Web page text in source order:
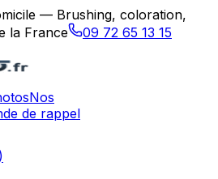
— Brushing, coloration,
la France
09 72 65 13 15
Nos
de rappel
)